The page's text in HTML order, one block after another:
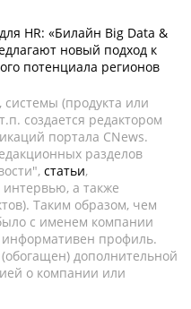
HR: «Билайн Big Data &
новый подход к
потенциала регионов
(продукта или
создается редактором
портала CNews.
разделов
статьи,
а также
Таким образом, чем
с именем компании
информативен профиль.
дополнительной
о компании или